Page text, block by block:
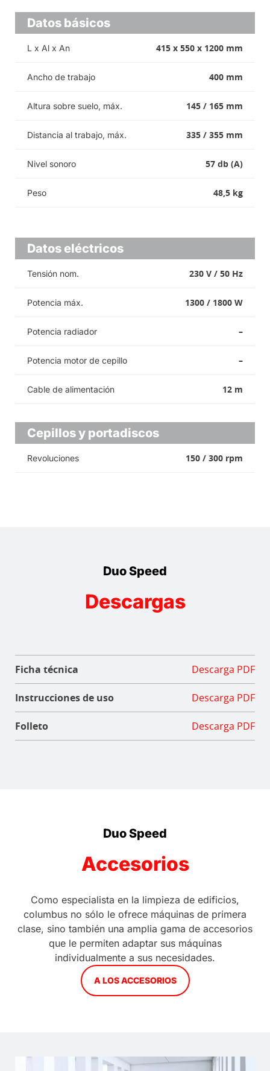
Datos básicos
L x Al x An 415 x 550 x 1200 mm
Ancho de trabajo 400 mm
Altura sobre suelo, máx. 145 / 165 mm
Distancia al trabajo, máx. 335 / 355 mm
Nivel sonoro 57 db (A)
Peso 48,5 kg
Datos eléctricos
Tensión nom. 230 V / 50 Hz
Potencia máx. 1300 / 1800 W
Potencia radiador –
Potencia motor de cepillo –
Cable de alimentación 12 m
Cepillos y portadiscos
Revoluciones 150 / 300 rpm
Duo Speed
Descargas
Ficha técnica Descarga PDF
Instrucciones de uso Descarga PDF
Folleto Descarga PDF
Duo Speed
Accesorios
Como especialista en la limpieza de edificios,
columbus no sólo le ofrece máquinas de primera
clase, sino también una amplia gama de accesorios
que le permiten adaptar sus máquinas
individualmente a sus necesidades.
A LOS ACCESORIOS